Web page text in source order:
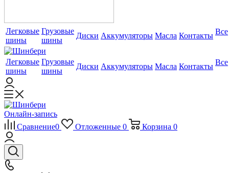
Легковые
шины
Грузовые
шины
Диски Аккумуляторы Масла Контакты Все
Легковые
шины
Грузовые
шины
Диски Аккумуляторы Масла Контакты Все
Онлайн-запись
Сравнение0 Отложенные 0 Корзина 0